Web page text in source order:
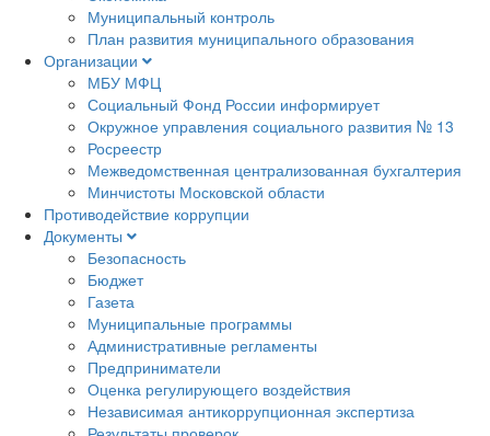
Муниципальный контроль
План развития муниципального образования
Организации
МБУ МФЦ
Социальный Фонд России информирует
Окружное управления социального развития № 13
Росреестр
Межведомственная централизованная бухгалтерия
Минчистоты Московской области
Противодействие коррупции
Документы
Безопасность
Бюджет
Газета
Муниципальные программы
Административные регламенты
Предприниматели
Оценка регулирующего воздействия
Независимая антикоррупционная экспертиза